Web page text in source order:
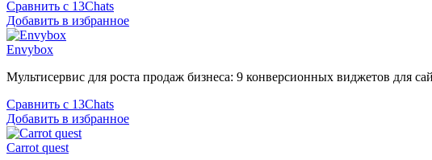
Сравнить с 13Chats
Добавить в избранное
Envybox
Мультисервис для роста продаж бизнеса: 9 конверсионных виджетов для
Сравнить с 13Chats
Добавить в избранное
Carrot quest